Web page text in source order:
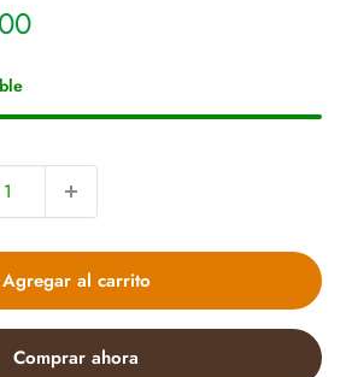
Agregar al carrito
Comprar ahora